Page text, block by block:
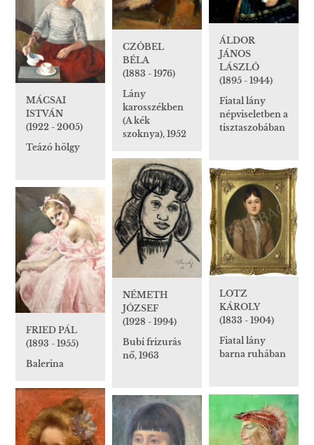
CZÓBEL
BÉLA
(1883 - 1976)
Lány
karosszékben
(A kék
szoknya), 1952
ÁLDOR
JÁNOS
LÁSZLÓ
(1895 - 1944)
Fiatal lány
népviseletben a
tisztaszobában
MÁCSAI
ISTVÁN
(1922 - 2005)
Teázó hölgy
NÉMETH
JÓZSEF
(1928 - 1994)
Bubi frizurás
nő, 1963
LOTZ
KÁROLY
(1833 - 1904)
Fiatal lány
barna ruhában
FRIED PÁL
(1893 - 1955)
Balerina